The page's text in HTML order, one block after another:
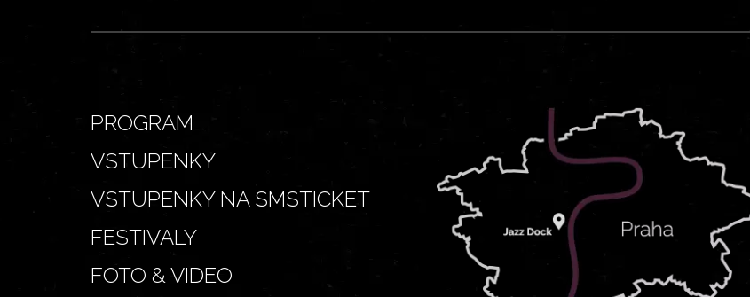
PROGRAM
VSTUPENKY
VSTUPENKY NA SMSTICKET
FESTIVALY
FOTO & VIDEO